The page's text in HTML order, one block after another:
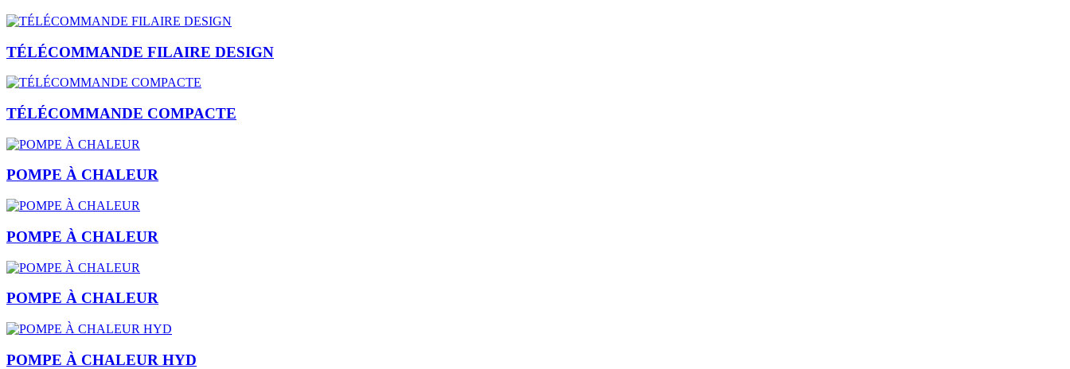
TÉLÉCOMMANDE FILAIRE DESIGN
TÉLÉCOMMANDE COMPACTE
POMPE À CHALEUR
POMPE À CHALEUR
POMPE À CHALEUR
POMPE À CHALEUR HYD